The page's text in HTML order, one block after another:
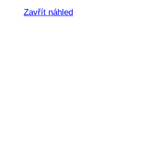
Zavřít náhled